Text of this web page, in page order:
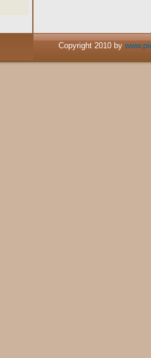
Copyright 2010 by